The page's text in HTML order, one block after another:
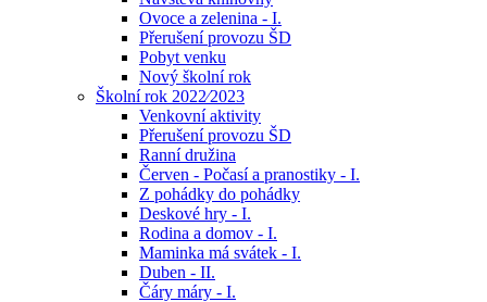
Ovoce a zelenina - I.
Přerušení provozu ŠD
Pobyt venku
Nový školní rok
Školní rok 2022⁄2023
Venkovní aktivity
Přerušení provozu ŠD
Ranní družina
Červen - Počasí a pranostiky - I.
Z pohádky do pohádky
Deskové hry - I.
Rodina a domov - I.
Maminka má svátek - I.
Duben - II.
Čáry máry - I.